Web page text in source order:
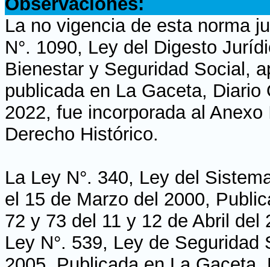
La no vigencia de esta norma
N°. 1090, Ley del Digesto
Bienestar y Seguridad Social,
publicada en La Gaceta,
2022, fue incorporada al
Derecho Histórico.
La Ley N°. 340, Ley del
el 15 de Marzo del 2000,
72 y 73 del 11 y 12 de Abril
Ley N°. 539, Ley de